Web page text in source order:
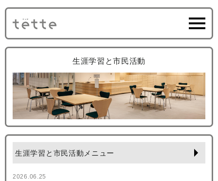
生涯学習と市民活動
生涯学習と市民活動メニュー
2026.06.25